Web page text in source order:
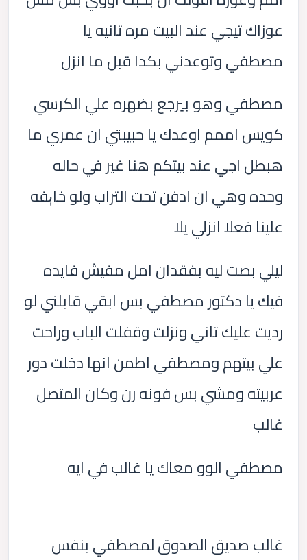
عوزاك تيجي عند البيت مره تانيه يا
مصطفي وتوعدني بكدا قبل ما انزل
مصطفي وهو بيرجع بضهره علي الكرسي
كويس اممم اوعدك يا حبيبتي ان عمري ما
هبطل اجي عند بيتكم هنا غير في حاله
وحده وهي ان ادفن تحت التراب ولو خاېفه
علينا فعلا انزلي يلا
ليلي بصت ليه بفقدان امل مفيش فايده
فيك يا دكتور مصطفي بس ابقي قابلني لو
رديت عليك تاني ونزلت وقفلت الباب وراحت
علي بيتهم ومصطفي اطمن انها دخلت دور
عربيته ومشي بس فونه رن وكان المتصل
غالب
مصطفي الوو معاك يا غالب في ايه
غالب صديق الصدوق لمصطفي بنفس